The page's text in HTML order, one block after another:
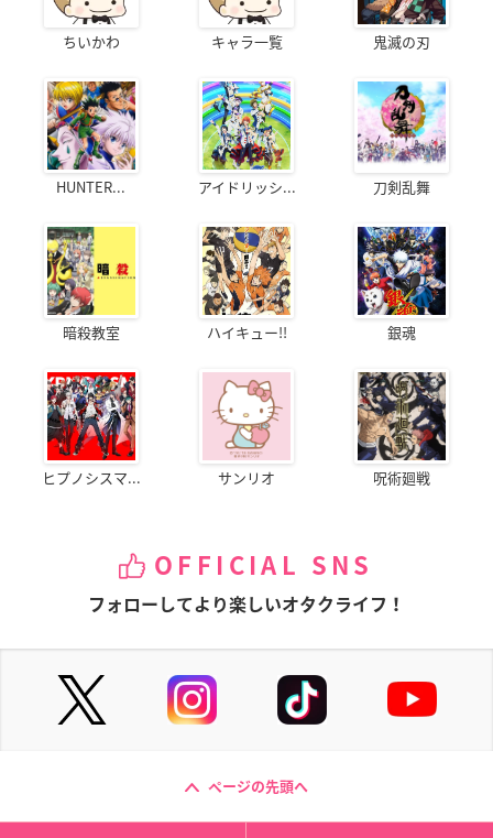
ちいかわ キャラ一覧 鬼滅の刃
HUNTER... アイドリッシ... 刀剣乱舞
暗殺教室 ハイキュー!! 銀魂
ヒプノシスマ... サンリオ 呪術廻戦
OFFICIAL SNS
フォローしてより楽しいオタクライフ！
ページの先頭へ